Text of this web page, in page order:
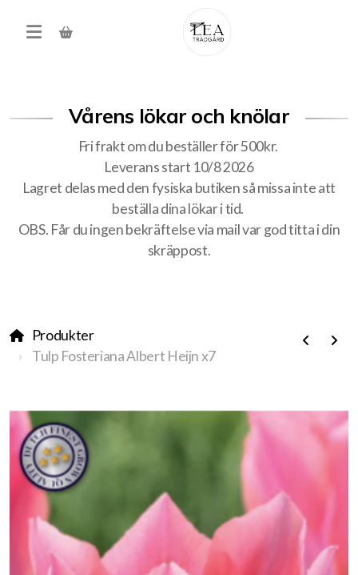
Vårens lökar och knölar
Fri frakt om du beställer för 500kr.
Leverans start 10/8 2026
Lagret delas med den fysiska butiken så missa inte att
beställa dina lökar i tid.
OBS. Får du ingen bekräftelse via mail var god titta i din
skräppost.
Produkter
Tulp Fosteriana Albert Heijn x7
Produkter